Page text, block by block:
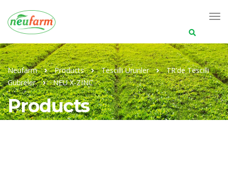
for:
Neufarm Products Tescilli Ürünler
TR'de Tescilli
Gübreler
NEU X-ZINC
Products